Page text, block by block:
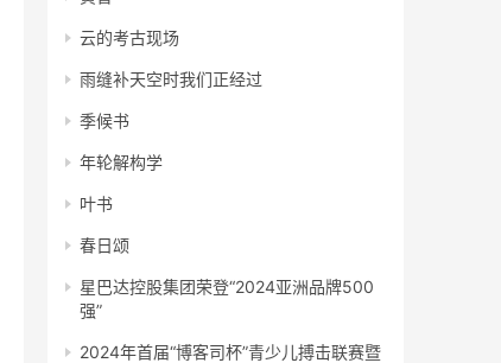
云的考古现场
雨缝补天空时我们正经过
季候书
年轮解构学
叶书
春日颂
星巴达控股集团荣登“2024亚洲品牌500
强”
2024年首届“博客司杯”青少儿搏击联赛暨